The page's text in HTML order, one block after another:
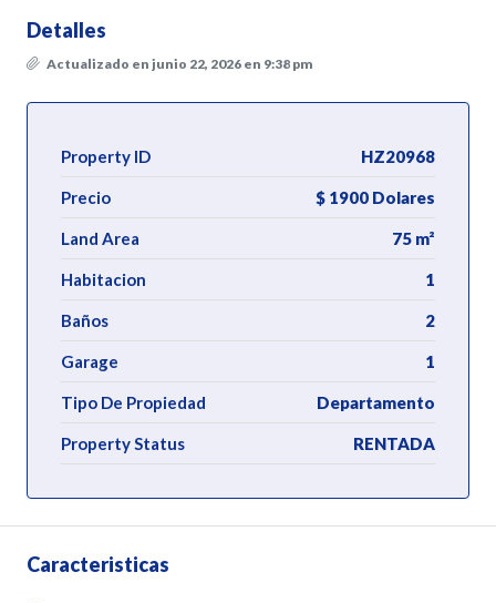
Detalles
Actualizado en junio 22, 2026 en 9:38 pm
Property ID HZ20968
Precio $ 1900 Dolares
Land Area 75 m²
Habitacion 1
Baños 2
Garage 1
Tipo De Propiedad Departamento
Property Status RENTADA
Caracteristicas